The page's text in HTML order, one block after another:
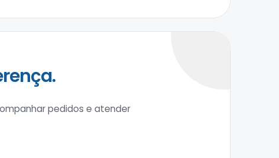
pedidos e atender